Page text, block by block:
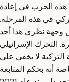
الحرب في إعادة
في هذه المرحلة.
وجهة نظري هذا أحد
التحرك الإسرائيلي
التركية لا يخفى على
أنه بحكم المتابعة